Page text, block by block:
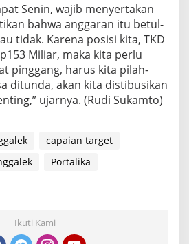
Senin, wajib menyertakan
bahwa anggaran itu betul-
tidak. Karena posisi kita, TKD
Miliar, maka kita perlu
pinggang, harus kita pilah-
ditunda, akan kita distibusikan
ujarnya. (Rudi Sukamto)
capaian target
Portalika
Ikuti Kami